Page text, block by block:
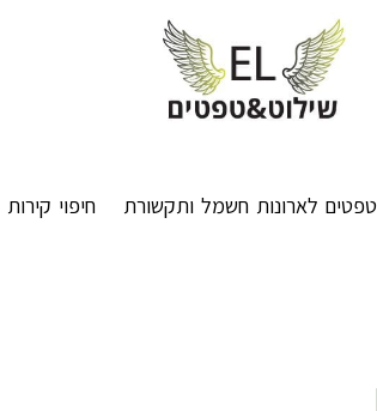
טפטים לארונות חשמל ותקשורת חיפוי קירות